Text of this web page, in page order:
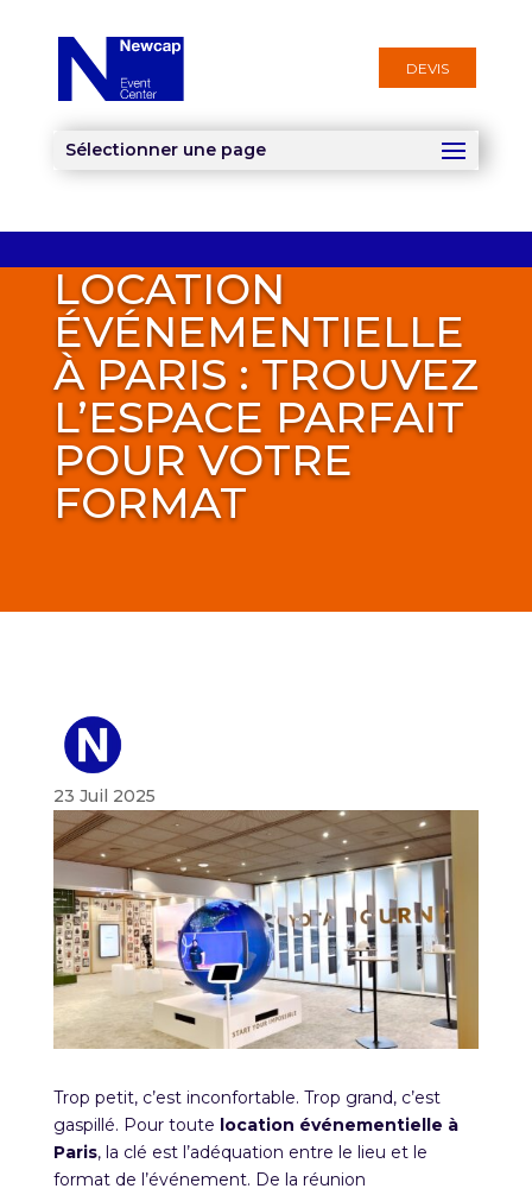
DEVIS
Sélectionner une page
LOCATION
ÉVÉNEMENTIELLE
À PARIS : TROUVEZ
L’ESPACE PARFAIT
POUR VOTRE
FORMAT
23 Juil 2025
Trop petit, c’est inconfortable. Trop grand, c’est
gaspillé. Pour toute location événementiell e à
Paris, la clé est l’adéquation entre le lieu et le
format de l’événement. De la réunion